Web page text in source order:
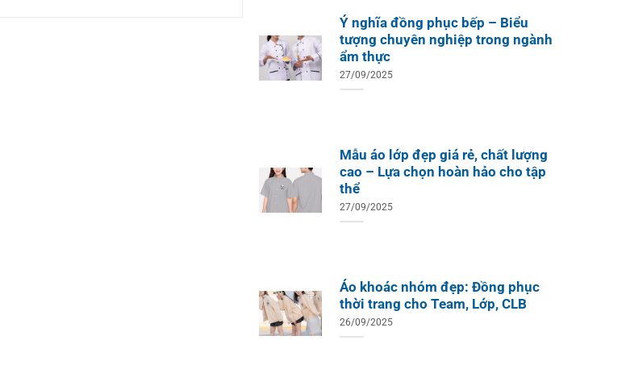
Ý nghĩa đồng phục bếp – Biểu
tượng chuyên nghiệp trong ngành
ẩm thực
27/09/2025
Mẫu áo lớp đẹp giá rẻ, chất lượng
cao – Lựa chọn hoàn hảo cho tập
thể
27/09/2025
Áo khoác nhóm đẹp: Đồng phục
thời trang cho Team, Lớp, CLB
26/09/2025